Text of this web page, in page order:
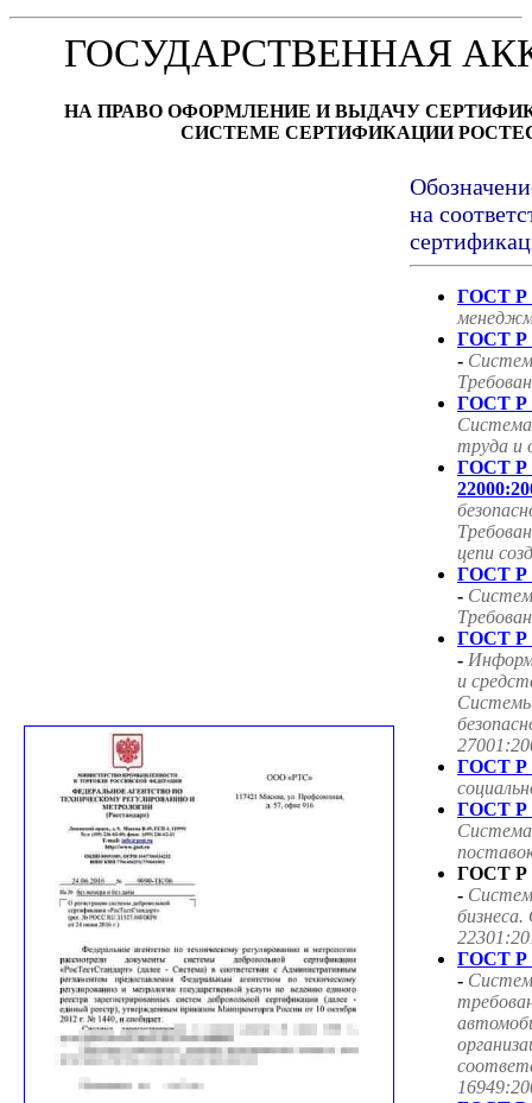
ГОСУДАРСТВЕННАЯ
НА ПРАВО ОФОРМЛЕНИЕ И ВЫДАЧУ
СИСТЕМЕ СЕРТИФИКАЦИИ
на
ГОСТ Р
ГОСТ Р
-
ГОСТ Р
труда и
ГОСТ
цепи
ГОСТ Р
-
ГОСТ Р
-
и
ГОСТ Р
ГОСТ Р
ГОСТ Р
-
ГОСТ Р
-